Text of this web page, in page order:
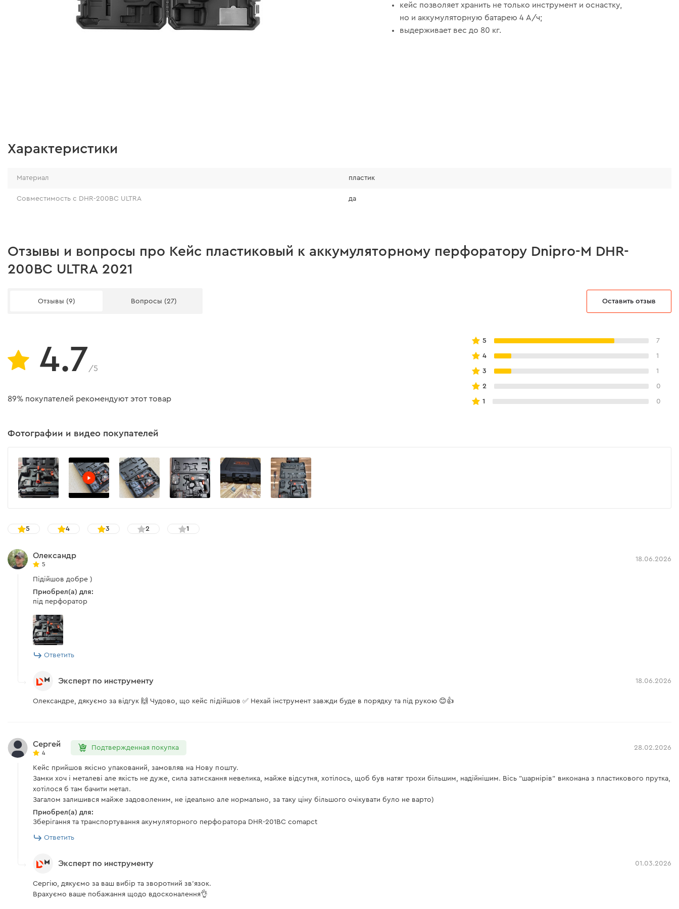
кейс позволяет хранить не только инструмент и оснастку,
но и аккумуляторную батарею 4 А/ч;
выдерживает вес до 80 кг.
Характеристики
Материал пластик
Совместимость с DHR-200BC ULTRA да
Отзывы и вопросы про Кейс пластиковый к аккумуляторному перфоратору Dnipro-M DHR-
200BC ULTRA 2021
Отзывы (9) Вопросы (27) Оставить отзыв
4.7/5
89% покупателей рекомендуют этот товар
5 7
4 1
3 1
2 0
1 0
Фотографии и видео покупателей
5 4 3 2 1
Олександр
5
18.06.2026
Підійшов добре )
Приобрел(а) для:
під перфоратор
Ответить
Эксперт по инструменту 18.06.2026
Олександре, дякуємо за відгук 🙌 Чудово, що кейс підійшов ✅ Нехай інструмент завжди буде в порядку та під рукою 😊👍
Сергей
4
Подтвержденная покупка 28.02.2026
Кейс прийшов якісно упакований, замовляв на Нову пошту.
Замки хоч і металеві але якість не дуже, сила затискання невелика, майже відсутня, хотілось, щоб був натяг трохи більшим, надійнішим. Вісь "шарнірів" виконана з пластикового прутка,
хотілося б там бачити метал.
Загалом залишився майже задоволеним, не ідеально але нормально, за таку ціну більшого очікувати було не варто)
Приобрел(а) для:
Зберігання та транспортування акумуляторного перфоратора DHR-201BC comapct
Ответить
Эксперт по инструменту 01.03.2026
Сергію, дякуємо за ваш вибір та зворотний зв'язок.
Врахуємо ваше побажання щодо вдосконалення👌